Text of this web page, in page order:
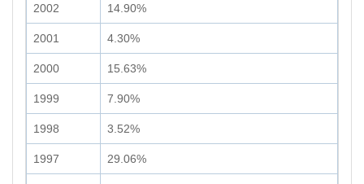
2002 14.90%
2001 4.30%
2000 15.63%
1999 7.90%
1998 3.52%
1997 29.06%